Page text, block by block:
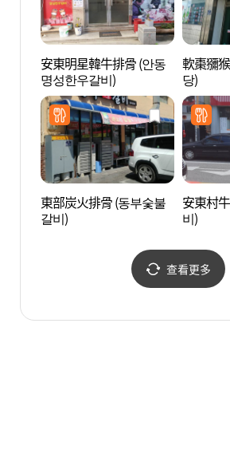
安東明星韓牛排骨 (안동
명성한우갈비)
軟棗獼
당)
東部炭火排骨 (동부숯불
갈비)
安東村
비)
查看更多